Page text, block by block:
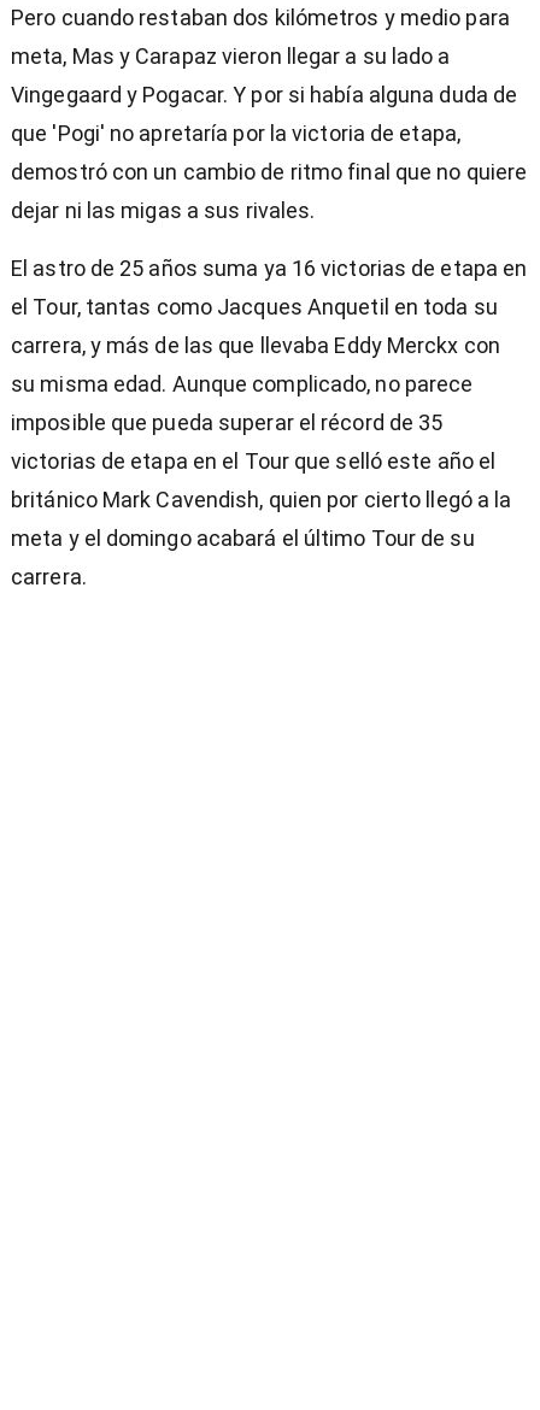
Pero cuando restaban dos kilómetros y medio para
meta, Mas y Carapaz vieron llegar a su lado a
Vingegaard y Pogacar. Y por si había alguna duda de
que 'Pogi' no apretaría por la victoria de etapa,
demostró con un cambio de ritmo final que no quiere
dejar ni las migas a sus rivales.
El astro de 25 años suma ya 16 victorias de etapa en
el Tour, tantas como Jacques Anquetil en toda su
carrera, y más de las que llevaba Eddy Merckx con
su misma edad. Aunque complicado, no parece
imposible que pueda superar el récord de 35
victorias de etapa en el Tour que selló este año el
británico Mark Cavendish, quien por cierto llegó a la
meta y el domingo acabará el último Tour de su
carrera.